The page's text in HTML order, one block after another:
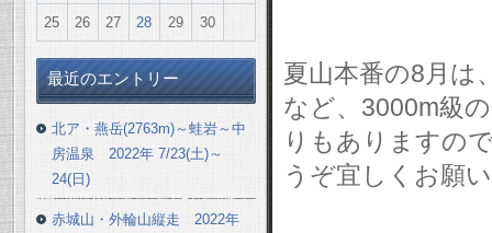
夏山本番の8月は
など、3000m級
りもありますの
うぞ宜しくお願
25 26 27 28 29 30
最近のエントリー
北ア・燕岳(2763m)～蛙岩～中
房温泉 2022年 7/23(土)～
24(日)
赤城山・外輪山縦走 2022年